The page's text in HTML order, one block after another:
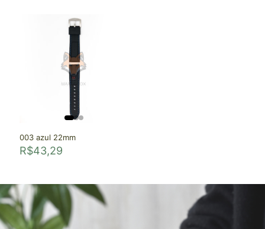
003 azul 22mm
R$43,29